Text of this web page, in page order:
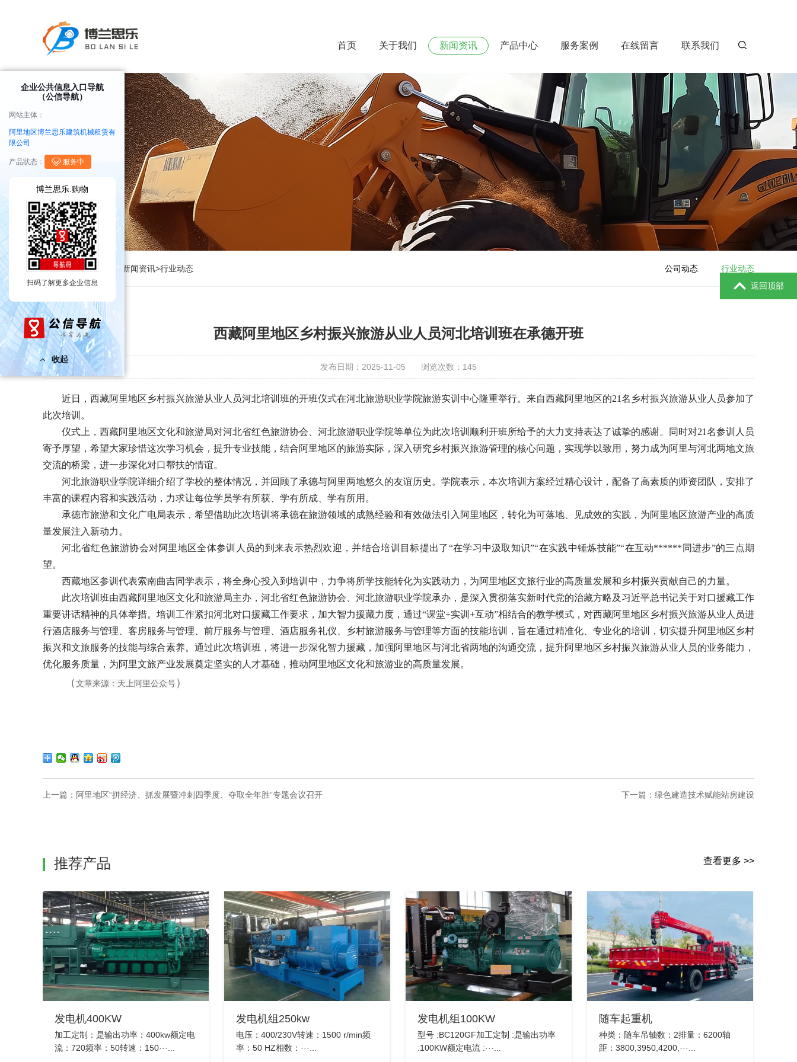
首页 关于我们 新闻资讯 产品中心 服务案例 在线留言 联系我们
当前位置： > 新闻资讯>行业动态 公司动态 行业动态
西藏阿里地区乡村振兴旅游从业人员河北培训班在承德开班
发布日期：2025-11-05 浏览次数： 145
近日，西藏阿里地区乡村振兴旅游从业人员河北培训班的开班仪式在河北旅游职业学院旅游实训中心隆重举行。来自西藏阿里地区的21名乡村振兴旅游从业人员参加了
此次培训。
仪式上，西藏阿里地区文化和旅游局对河北省红色旅游协会、河北旅游职业学院等单位为此次培训顺利开班所给予的大力支持表达了诚挚的感谢。同时对21名参训人员
寄予厚望，希望大家珍惜这次学习机会，提升专业技能，结合阿里地区的旅游实际，深入研究乡村振兴旅游管理的核心问题，实现学以致用，努力成为阿里与河北两地文旅
交流的桥梁，进一步深化对口帮扶的情谊。
河北旅游职业学院详细介绍了学校的整体情况，并回顾了承德与阿里两地悠久的友谊历史。学院表示，本次培训方案经过精心设计，配备了高素质的师资团队，安排了
丰富的课程内容和实践活动，力求让每位学员学有所获、学有所成、学有所用。
承德市旅游和文化广电局表示，希望借助此次培训将承德在旅游领域的成熟经验和有效做法引入阿里地区，转化为可落地、见成效的实践，为阿里地区旅游产业的高质
量发展注入新动力。
河北省红色旅游协会对阿里地区全体参训人员的到来表示热烈欢迎，并结合培训目标提出了“在学习中汲取知识”“在实践中锤炼技能”“在互动******同进步”的三点期
望。
西藏地区参训代表索南曲吉同学表示，将全身心投入到培训中，力争将所学技能转化为实践动力，为阿里地区文旅行业的高质量发展和乡村振兴贡献自己的力量。
此次培训班由西藏阿里地区文化和旅游局主办，河北省红色旅游协会、河北旅游职业学院承办，是深入贯彻落实新时代党的治藏方略及习近平总书记关于对口援藏工作
重要讲话精神的具体举措。培训工作紧扣河北对口援藏工作要求，加大智力援藏力度，通过“课堂+实训+互动”相结合的教学模式，对西藏阿里地区乡村振兴旅游从业人员进
行酒店服务与管理、客房服务与管理、前厅服务与管理、酒店服务礼仪、乡村旅游服务与管理等方面的技能培训，旨在通过精准化、专业化的培训，切实提升阿里地区乡村
振兴和文旅服务的技能与综合素养。通过此次培训班，将进一步深化智力援藏，加强阿里地区与河北省两地的沟通交流，提升阿里地区乡村振兴旅游从业人员的业务能力，
优化服务质量，为阿里文旅产业发展奠定坚实的人才基础，推动阿里地区文化和旅游业的高质量发展。
（文章来源：天上阿里公众号 ）
上一篇： 阿里地区“拼经济、抓发展暨冲刺四季度、夺取全年胜”专题会议召开 下一篇： 绿色建造技术赋能站房建设
查看更多 >>
推荐产品
发电机400KW
加工定制：是输出功率：400kw额定电
流：720频率：50转速：150···...
发电机组250kw
电压：400/230V转速：1500 r/min频
率：50 HZ相数：···...
发电机组100KW
型号 :BC120GF加工定制 :是输出功率
:100KW额定电流 :···...
随车起重机
种类：随车吊轴数：2排量：6200轴
距：3800,3950,4200,···...
返回顶部